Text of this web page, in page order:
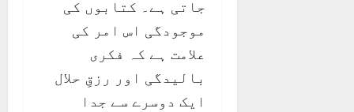
جاتی ہے۔ کتابوں کی
موجودگی اس امر کی
علامت ہے کہ فکری
بالیدگی اور رزقِ حلال
ایک دوسرے سے جدا